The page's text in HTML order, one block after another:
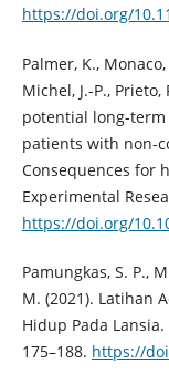
https://doi.org/
Palmer, K.,
Michel, J.-P., Prieto,
potential long-term
patients with non-
Consequences for
Experimental
https://doi.org/
Pamungkas, S. P.,
M. (2021). Latihan
Hidup Pada Lansia.
175–188. https://